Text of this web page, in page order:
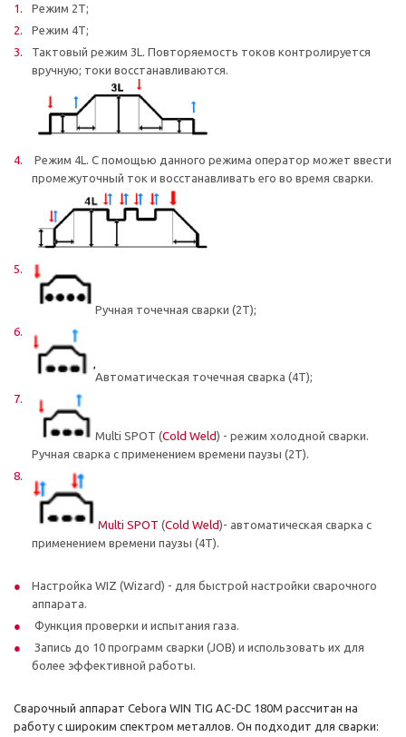
Режим 2Т;
Режим 4Т;
Тактовый режим 3L. Повторяемость токов контролируется
вручную; токи восстанавливаются.
Режим 4L. С помощью данного режима оператор может ввести
промежуточный ток и восстанавливать его во время сварки.
Ручная точечная сварки (2Т);
Автоматическая точечная сварка (4Т);
Multi SPOT (Cold Weld) - режим холодной сварки.
Ручная сварка с применением времени паузы (2Т).
Multi SPOT (Cold Weld)- автоматическая сварка с
применением времени паузы (4Т).
Настройка WIZ (Wizard) - для быстрой настройки сварочного
аппарата.
Функция проверки и испытания газа.
Запись до 10 программ сварки (JOB) и использовать их для
более эффективной работы.
Сварочный аппарат Cebora WIN TIG AC-DC 180M рассчитан на
работу с широким спектром металлов. Он подходит для сварки: